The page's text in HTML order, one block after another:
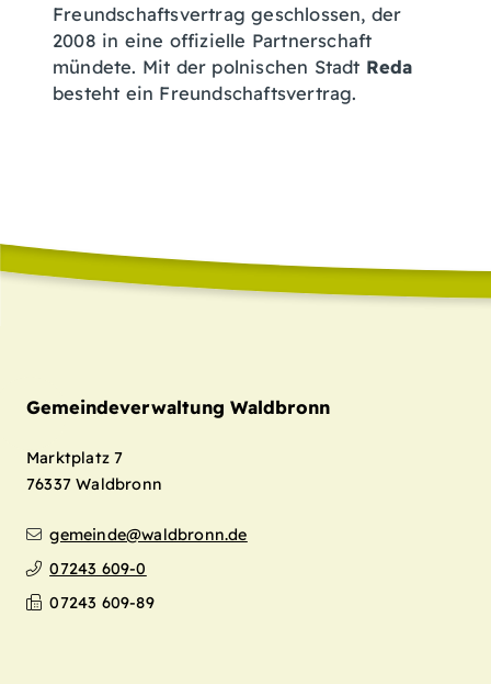
Freundschaftsvertrag geschlossen, der
2008 in eine offizielle Partnerschaft
mündete. Mit der polnischen Stadt Reda
besteht ein Freundschaftsvertrag.
Gemeindeverwaltung Waldbronn
Marktplatz 7
76337 Waldbronn
gemeinde@waldbronn.de
07243 609-0
07243 609-89